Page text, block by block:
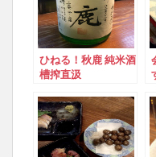
ひねる！秋鹿 純米酒
槽搾直汲